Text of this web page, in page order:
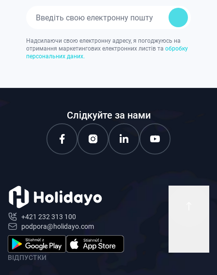
Надсилаючи свою електронну адресу, я погоджуюсь на
отримання маркетингових електронних листів та обробку
персональних даних.
Слідкуйте за нами
+421 232 313 100
podpora@holidayo.com
ВІДПУСТКИ